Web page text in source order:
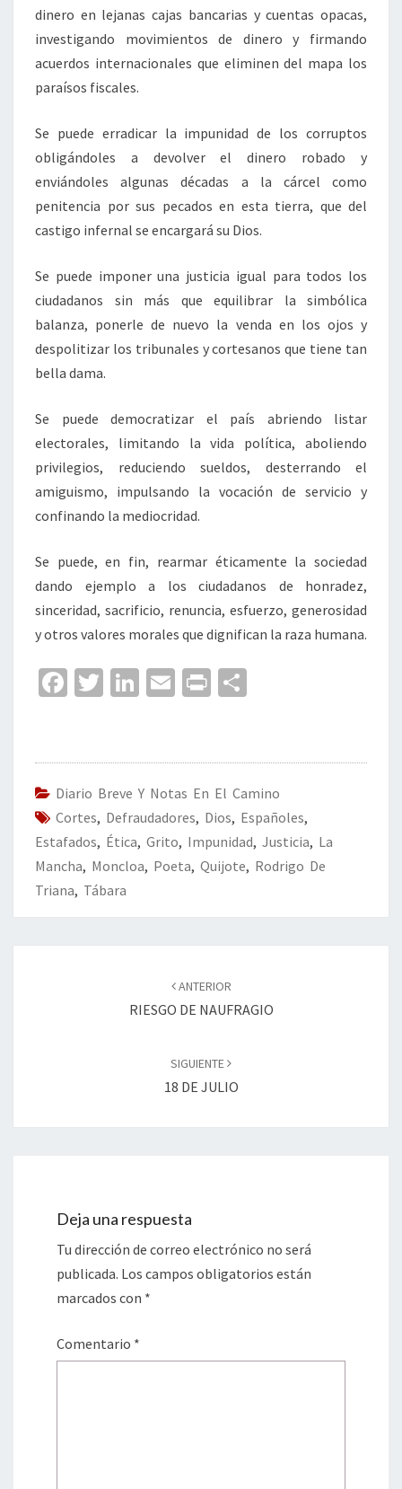
dinero en lejanas cajas bancarias y cuentas opacas,
investigando movimientos de dinero y firmando
acuerdos internacionales que eliminen del mapa los
paraísos fiscales.
Se puede erradicar la impunidad de los corruptos
obligándoles a devolver el dinero robado y
enviándoles algunas décadas a la cárcel como
penitencia por sus pecados en esta tierra, que del
castigo infernal se encargará su Dios.
Se puede imponer una justicia igual para todos los
ciudadanos sin más que equilibrar la simbólica
balanza, ponerle de nuevo la venda en los ojos y
despolitizar los tribunales y cortesanos que tiene tan
bella dama.
Se puede democratizar el país abriendo listar
electorales, limitando la vida política, aboliendo
privilegios, reduciendo sueldos, desterrando el
amiguismo, impulsando la vocación de servicio y
confinando la mediocridad.
Se puede, en fin, rearmar éticamente la sociedad
dando ejemplo a los ciudadanos de honradez,
sinceridad, sacrificio, renuncia, esfuerzo, generosidad
y otros valores morales que dignifican la raza humana.
Fa
o
o
k
T
er
Li
dI
n
E
l
Pr
p
ar
tir
Diario Breve Y Notas En El Camino
Cortes, Defraudadores, Dios, Españoles,
Estafados, Ética, Grito, Impunidad, Justicia, La
Mancha, Moncloa, Poeta, Quijote, Rodrigo De
Triana, Tábara
ANTERIOR
RIESGO DE NAUFRAGIO
SIGUIENTE
18 DE JULIO
Deja una respuesta
Tu dirección de correo electrónico no será
publicada. Los campos obligatorios están
marcados con *
Comentario *